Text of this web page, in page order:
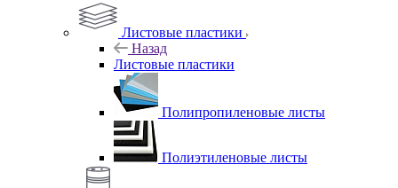
Листовые пластики
Назад
Листовые пластики
Полипропиленовые листы
Полиэтиленовые листы